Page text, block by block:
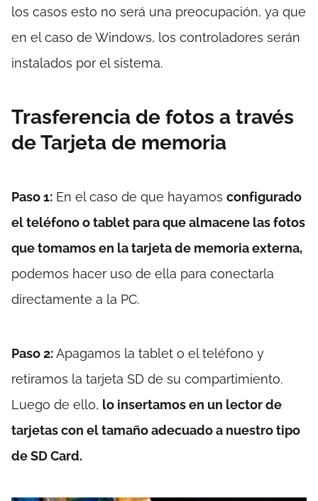
los casos esto no será una preocupación, ya que
en el caso de Windows, los controladores serán
instalados por el sistema.
Trasferencia de fotos a través
de Tarjeta de memoria
Paso 1: En el caso de que hayamos configurado
el teléfono o tablet para que almacene las fotos
que tomamos en la tarjeta de memoria externa,
podemos hacer uso de ella para conectarla
directamente a la PC.
Paso 2:Apagamos la tablet o el teléfono y
retiramos la tarjeta SD de su compartimiento.
Luego de ello, lo insertamos en un lector de
tarjetas con el tamaño adecuado a nuestro tipo
de SD Card.